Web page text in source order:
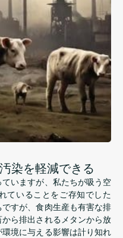
染を軽減できる
いますが、私たちが吸う空
ていることをご存知でした
すが、食肉生産も有害な排
ら排出されるメタンから放
境に与える影響は計り知れ